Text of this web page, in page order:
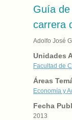
Guía
carrera
Adolfo José
Unidades
Facultad de
Áreas
Economía y
Fecha
2013